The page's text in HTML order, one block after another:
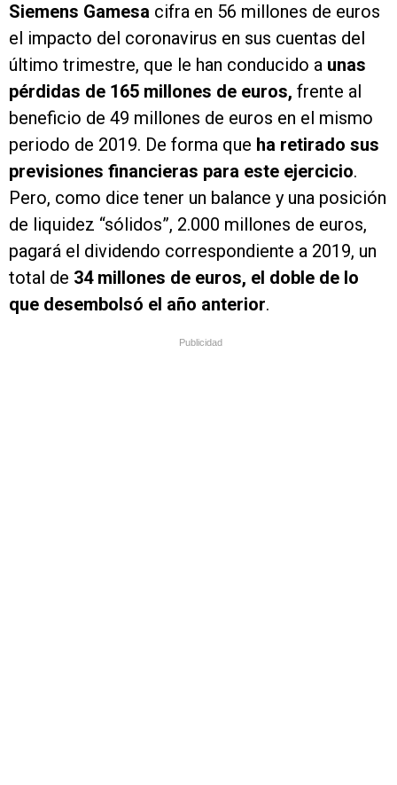
Siemens Gamesa cifra en 56 millones de euros
el impacto del coronavirus en sus cuentas del
último trimestre, que le han conducido a unas
pérdidas de 165 millones de euros, frente al
beneficio de 49 millones de euros en el mismo
periodo de 2019. De forma que ha retirado sus
previsiones financieras para este ejercicio.
Pero, como dice tener un balance y una posición
de liquidez “sólidos”, 2.000 millones de euros,
pagará el dividendo correspondiente a 2019, un
total de 34 millones de euros, el doble de lo
que desembolsó el año anterior.
Publicidad